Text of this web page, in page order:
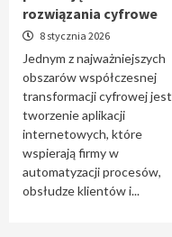
rozwiązania cyfrowe
8 stycznia 2026
Jednym z najważniejszych
obszarów współczesnej
transformacji cyfrowej jest
tworzenie aplikacji
internetowych, które
wspierają firmy w
automatyzacji procesów,
obsłudze klientów i...